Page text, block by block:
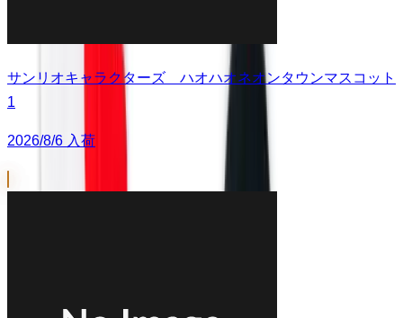
サンリオキャラクターズ ハオハオネオンタウンマスコット
1
2026/8/6 入荷